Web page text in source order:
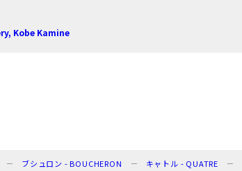
Kobe Kamine
ブシュロン - BOUCHERON キャトル - QUATRE